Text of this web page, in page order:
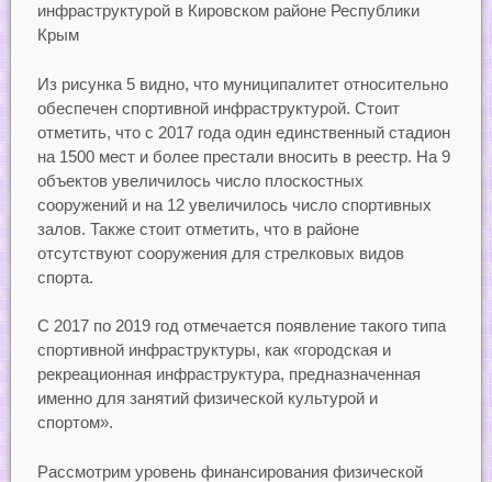
инфраструктурой в Кировском районе Республики
Крым
Из рисунка 5 видно, что муниципалитет относительно
обеспечен спортивной инфраструктурой. Стоит
отметить, что с 2017 года один единственный стадион
на 1500 мест и более престали вносить в реестр. На 9
объектов увеличилось число плоскостных
сооружений и на 12 увеличилось число спортивных
залов. Также стоит отметить, что в районе
отсутствуют сооружения для стрелковых видов
спорта.
С 2017 по 2019 год отмечается появление такого типа
спортивной инфраструктуры, как «городская и
рекреационная инфраструктура, предназначенная
именно для занятий физической культурой и
спортом».
Рассмотрим уровень финансирования физической